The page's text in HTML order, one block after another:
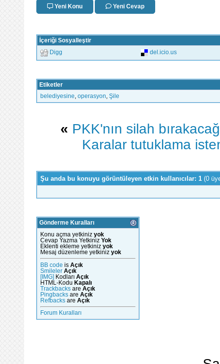
Yeni Konu Yeni Cevap
İçeriği Sosyalleştir
Digg del.icio.us
Etiketler
belediyesine operasyon Şile
« PKK'nın silah
Karalar tutuklama
Şu anda bu konuyu görüntüleyen etkin kullanıcılar: 1 (0
Gönderme Kuralları
Konu açma yetkiniz yok
Cevap Yazma Yetkiniz Yok
Eklenti ekleme yetkiniz yok
Mesaj düzenleme yetkiniz yok
BB code is Açık
Smileler Açık
[IMG] Kodları Açık
HTML-Kodu Kapalı
Trackbacks are Açık
Pingbacks are Açık
Refbacks are Açık
Forum Kuralları